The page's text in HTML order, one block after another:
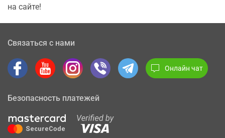
на сайте!
Связаться с нами
Онлайн чат
Безопасность платежей